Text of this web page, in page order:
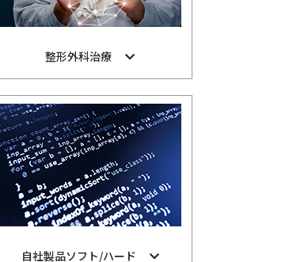
整形外科治療
自社製品ソフト/ハード